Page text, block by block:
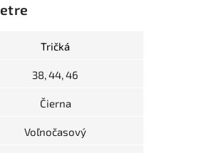
Tričká
38, 44, 46
Čierna
Voľnočasový